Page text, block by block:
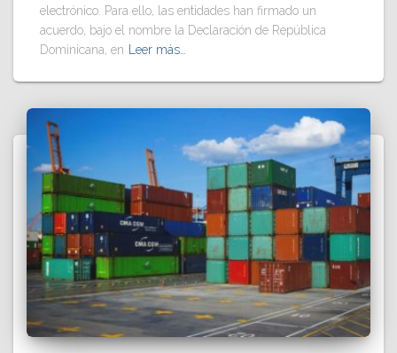
electrónico. Para ello, las entidades han firmado un
acuerdo, bajo el nombre la Declaración de República
Dominicana, en
Leer más…